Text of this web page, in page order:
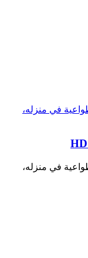
في منزله،
في منزله،